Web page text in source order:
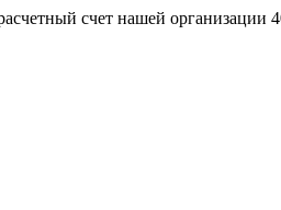
счет нашей организации